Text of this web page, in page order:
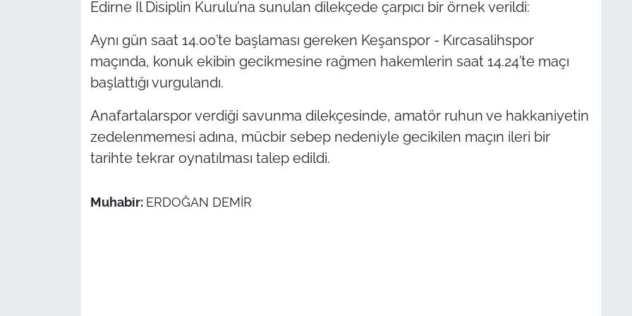
Edirne İl Disiplin Kurulu’na sunulan dilekçede çarpıcı bir örnek verildi:
Aynı gün saat 14.00’te başlaması gereken Keşanspor - Kırcasalihspor
maçında, konuk ekibin gecikmesine rağmen hakemlerin saat 14.24’te maçı
başlattığı vurgulandı.
Anafartalarspor verdiği savunma dilekçesinde, amatör ruhun ve hakkaniyetin
zedelenmemesi adına, mücbir sebep nedeniyle gecikilen maçın ileri bir
tarihte tekrar oynatılması talep edildi.
Muhabir: ERDOĞAN DEMİR